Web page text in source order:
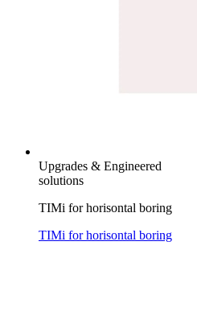
Upgrades & Engineered
solutions
TIMi for horisontal boring
TIMi for horisontal boring